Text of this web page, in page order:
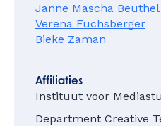
Janne Mascha Beuthel
Verena Fuchsberger
Bieke Zaman
Affiliaties
Instituut voor
Department Creative